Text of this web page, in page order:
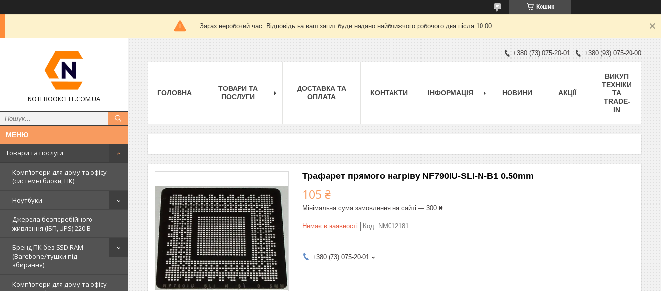
Кошик
Зараз неробочий час. Відповідь на ваш запит буде надано найближчого робочого дня після 10:00.
NOTEBOOKCELL.COM.UA
Товари та послуги
Комп'ютери для дому та офісу
(системні блоки, ПК)
Ноутбуки
Джерела безперебійного
живлення (ІБП, UPS) 220 В
Бренд ПК без SSD RAM
(Barebone/тушки під
збирання)
Комп'ютери для дому та офісу
+380 (73) 075-20-01 +380 (93) 075-20-00
ГОЛОВНА
ТОВАРИ ТА
ПОСЛУГИ
ДОСТАВКА ТА
ОПЛАТА
КОНТАКТИ ІНФОРМАЦІЯ НОВИНИ АКЦІЇ
ВИКУП
ТЕХНІКИ
ТА
TRADE-
IN
Трафарет прямого нагріву NF790IU-SLI-N-B1 0.50mm
105 ₴
Мінімальна сума замовлення на сайті — 300 ₴
Немає в наявності Код: NM012181
+380 (73) 075-20-01